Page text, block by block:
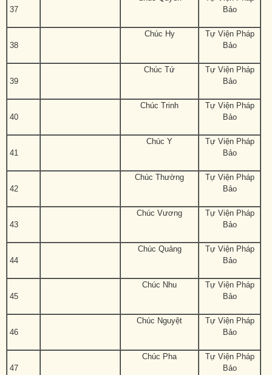
37
Bảo
38
Chúc Hy
Tự Viện Pháp
Bảo
39
Chúc Tứ
Tự Viện Pháp
Bảo
40
Chúc Trinh
Tự Viện Pháp
Bảo
41
Chúc Y
Tự Viện Pháp
Bảo
42
Chúc Thường
Tự Viện Pháp
Bảo
43
Chúc Vương
Tự Viện Pháp
Bảo
44
Chúc Quảng
Tự Viện Pháp
Bảo
45
Chúc Nhu
Tự Viện Pháp
Bảo
46
Chúc Nguyệt
Tự Viện Pháp
Bảo
47
Chúc Pha
Tự Viện Pháp
Bảo